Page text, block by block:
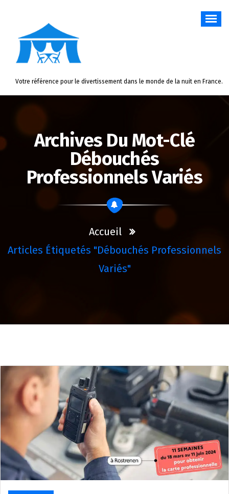
Votre référence pour le divertissement dans le monde de la nuit en France.
Archives Du Mot-Clé
Débouchés
Professionnels Variés
Accueil
Articles Étiquetés "débouchés Professionnels
Variés"